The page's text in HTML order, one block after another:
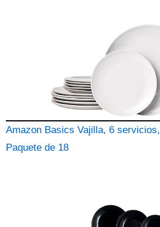
Amazon Basics Vajilla, 6 servicios,
Paquete de 18